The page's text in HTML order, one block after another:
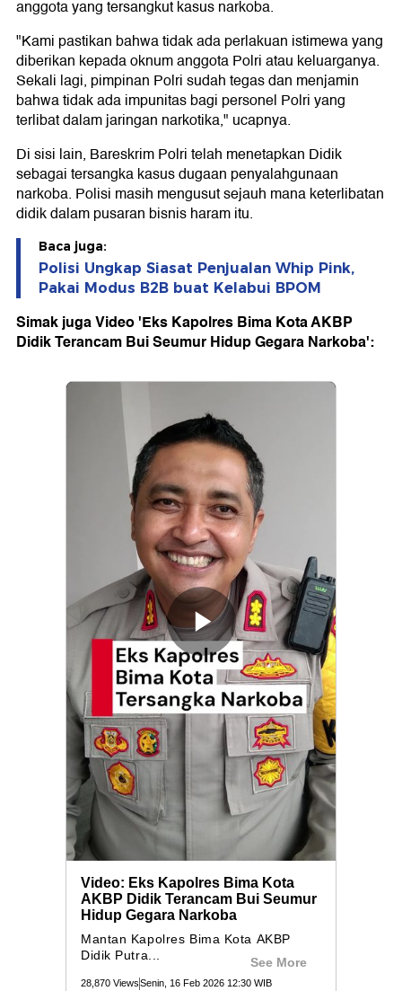
anggota yang tersangkut kasus narkoba.
"Kami pastikan bahwa tidak ada perlakuan istimewa yang
diberikan kepada oknum anggota Polri atau keluarganya.
Sekali lagi, pimpinan Polri sudah tegas dan menjamin
bahwa tidak ada impunitas bagi personel Polri yang
terlibat dalam jaringan narkotika," ucapnya.
Di sisi lain, Bareskrim Polri telah menetapkan Didik
sebagai tersangka kasus dugaan penyalahgunaan
narkoba. Polisi masih mengusut sejauh mana keterlibatan
didik dalam pusaran bisnis haram itu.
Baca juga:
Polisi Ungkap Siasat Penjualan Whip Pink,
Pakai Modus B2B buat Kelabui BPOM
Simak juga Video 'Eks Kapolres Bima Kota AKBP
Didik Terancam Bui Seumur Hidup Gegara Narkoba':